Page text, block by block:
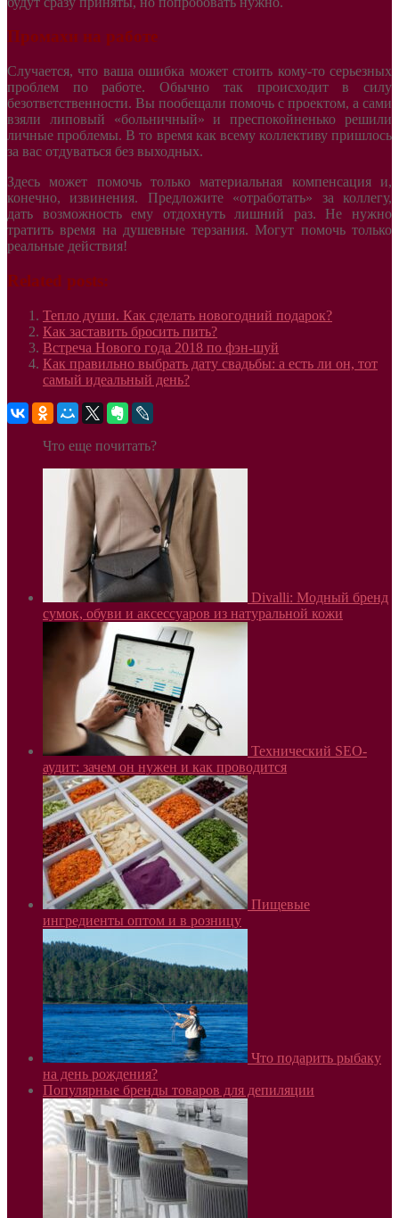
Промахи на работе
Случается, что ваша ошибка может стоить кому-то серьезных
проблем по работе. Обычно так происходит в силу
безответственности. Вы пообещали помочь с проектом, а сами
взяли липовый «больничный» и преспокойненько решили
личные проблемы. В то время как всему коллективу пришлось
за вас отдуваться без выходных.
Здесь может помочь только материальная компенсация и,
конечно, извинения. Предложите «отработать» за коллегу,
дать возможность ему отдохнуть лишний раз. Не нужно
тратить время на душевные терзания. Могут помочь только
реальные действия!
Related posts:
Тепло души. Как сделать новогодний подарок?
Как заставить бросить пить?
Встреча Нового года 2018 по фэн-шуй
Как правильно выбрать дату свадьбы: а есть ли он, тот
самый идеальный день?
Что еще почитать?
Divalli: Модный бренд
сумок, обуви и аксессуаров из натуральной кожи
Технический SEO-
аудит: зачем он нужен и как проводится
Пищевые
ингредиенты оптом и в розницу
Что подарить рыбаку
на день рождения?
Популярные бренды товаров для депиляции